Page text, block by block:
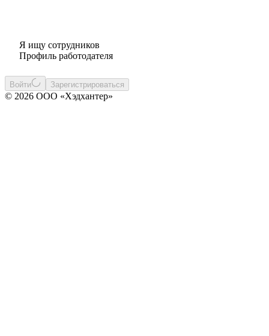
Я ищу сотрудников
Профиль работодателя
Войти Зарегистрироваться
© 2026 ООО «Хэдхантер»